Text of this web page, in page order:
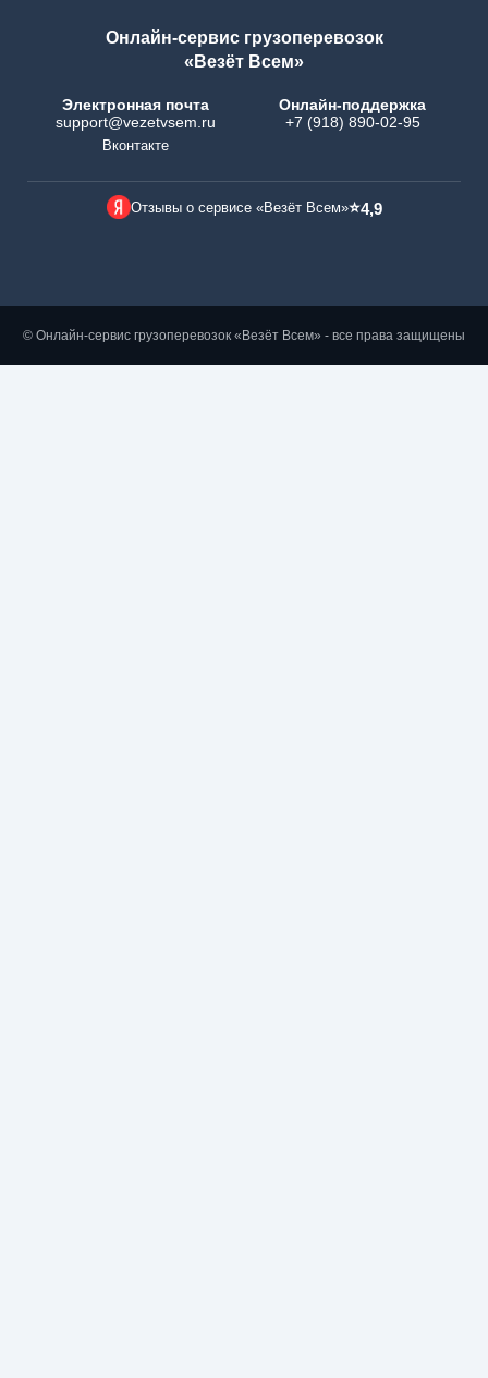
Онлайн-сервис грузоперевозок
«Везёт Всем»
Электронная почта
support@vezetvsem.ru
Вконтакте
Онлайн-поддержка
+7 (918) 890-02-95
Отзывы о сервисе «Везёт Всем»⭐4,9
© Онлайн-сервис грузоперевозок «Везёт Всем» - все права защищены